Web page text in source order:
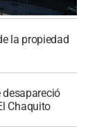
la propiedad
Chaquito